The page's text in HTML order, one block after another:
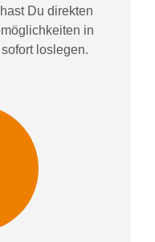
Du direkten
in
loslegen.